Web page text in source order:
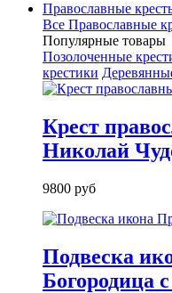
Православные
Все Православные
Популярные товары
Позолоченные
крестики
Крест
Николай
9800 руб
Подвеска
Богородица